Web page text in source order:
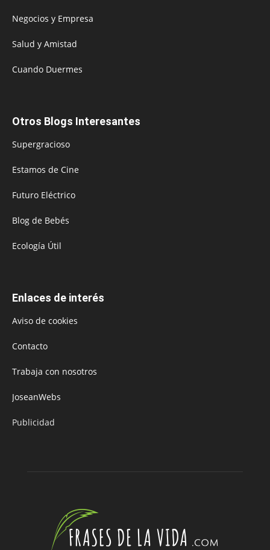
Negocios y Empresa
Salud y Amistad
Cuando Duermes
Otros Blogs Interesantes
Supergracioso
Estamos de Cine
Futuro Eléctrico
Blog de Bebés
Ecología Útil
Enlaces de interés
Aviso de cookies
Contacto
Trabaja con nosotros
JoseanWebs
Publicidad